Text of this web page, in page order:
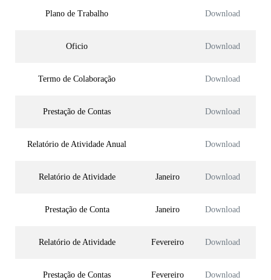
Plano de Trabalho Download
Oficio Download
Termo de Colaboração Download
Prestação de Contas Download
Relatório de Atividade Anual Download
Relatório de Atividade Janeiro Download
Prestação de Conta Janeiro Download
Relatório de Atividade Fevereiro Download
Prestação de Contas Fevereiro Download